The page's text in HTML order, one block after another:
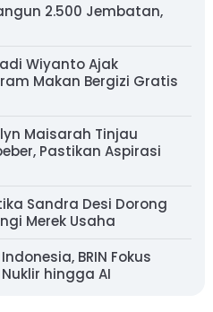
2.500 Jembatan,
Wiyanto Ajak
Makan Bergizi Gratis
Maisarah Tinjau
Pastikan Aspirasi
Sandra Desi Dorong
Merek Usaha
BRIN Fokus
hingga AI